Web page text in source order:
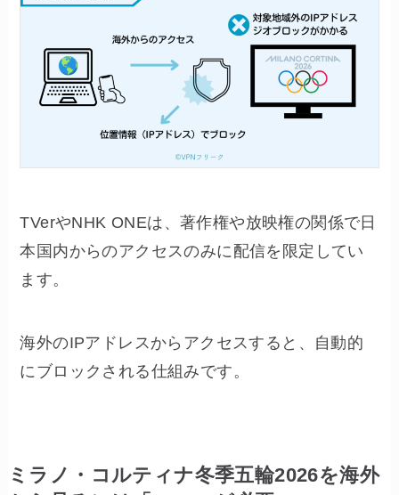
TVerやNHK ONEは、著作権や放映権の関係で日
本国内からのアクセスのみに配信を限定してい
ます。
海外のIPアドレスからアクセスすると、自動的
にブロックされる仕組みです。
ミラノ・コルティナ冬季五輪2026を海外